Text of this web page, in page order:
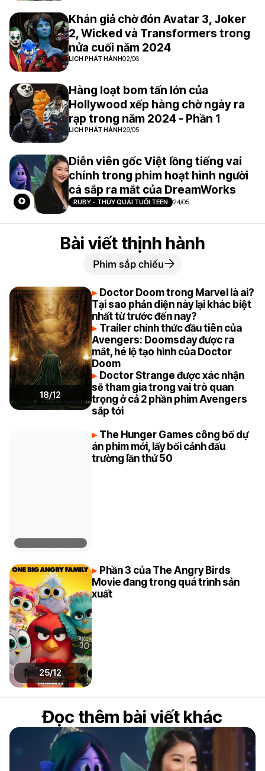
Khán giả chờ đón Avatar 3, Joker
2, Wicked và Transformers trong
nửa cuối năm 2024
LỊCH PHÁT HÀNH02/06
Hàng loạt bom tấn lớn của
Hollywood xếp hàng chờ ngày ra
rạp trong năm 2024 - Phần 1
LỊCH PHÁT HÀNH29/05
Diễn viên gốc Việt lồng tiếng vai
chính trong phim hoạt hình người
cá sắp ra mắt của DreamWorks
RUBY - THỦY QUÁI TUỔI TEEN 24/05
Bài viết thịnh hành
Phim sắp chiếu
18/12
Doctor Doom trong Marvel là ai?
Tại sao phản diện này lại khác biệt
nhất từ trước đến nay?
Trailer chính thức đầu tiên của
Avengers: Doomsday được ra
mắt, hé lộ tạo hình của Doctor
Doom
Doctor Strange được xác nhận
sẽ tham gia trong vai trò quan
trọng ở cả 2 phần phim Avengers
sắp tới
The Hunger Games công bố dự
án phim mới, lấy bối cảnh đấu
trường lần thứ 50
25/12
Phần 3 của The Angry Birds
Movie đang trong quá trình sản
xuất
Đọc thêm bài viết khác